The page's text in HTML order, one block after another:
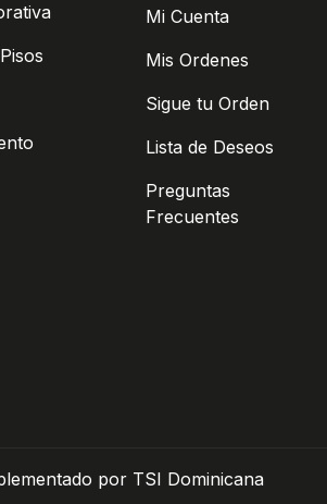
Mi Cuenta
Mis Ordenes
Sigue tu Orden
Lista de Deseos
Preguntas
Frecuentes
por TSI Dominicana